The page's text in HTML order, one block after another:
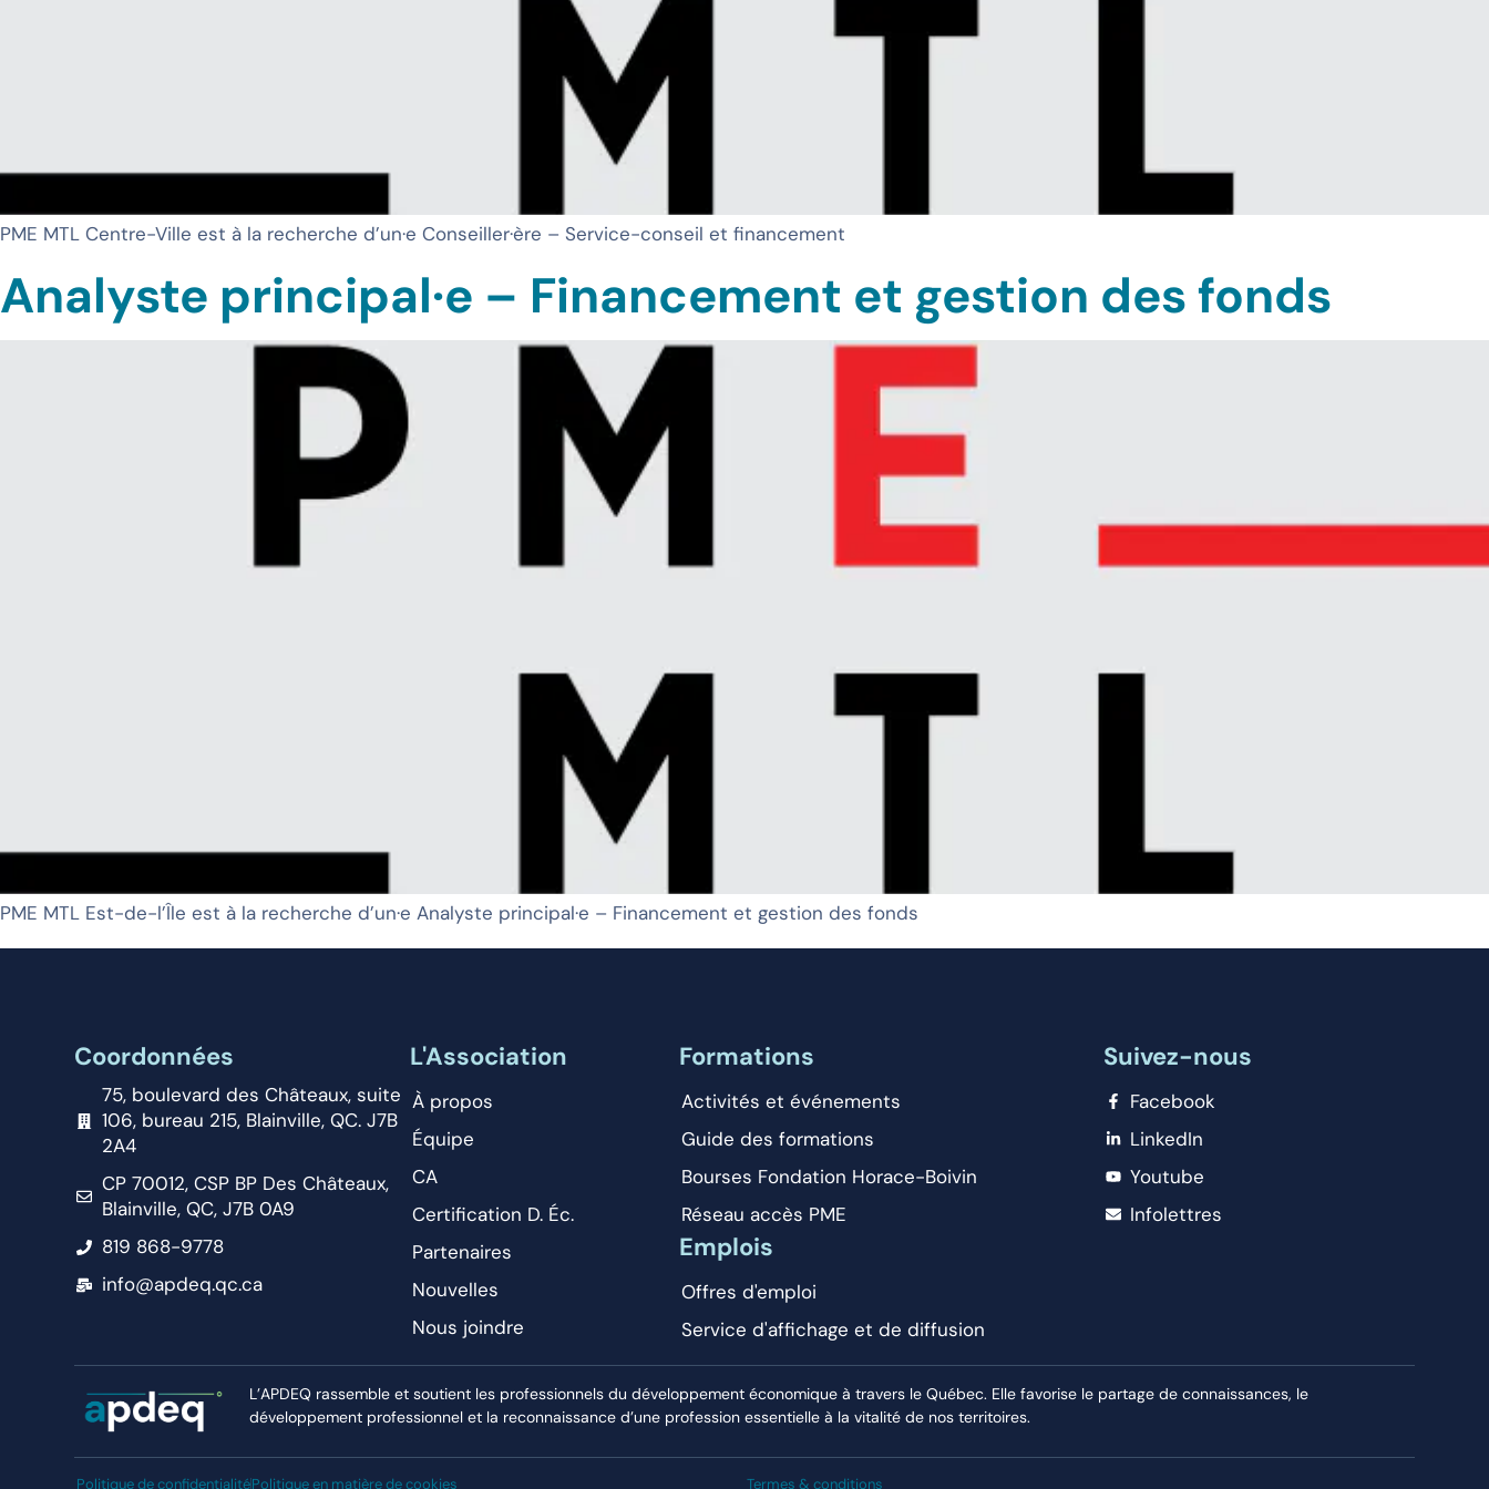
PME MTL Centre-Ville est à la recherche d’un·e Conseiller·ère – Service-conseil et financement
Analyste principal·e – Financement et gestion des fonds
PME MTL Est-de-l’Île est à la recherche d’un·e Analyste principal·e – Financement et gestion des fonds
Coordonnées
75, boulevard des Châteaux, suite
106, bureau 215, Blainville, QC. J7B
2A4
CP 70012, CSP BP Des Châteaux,
Blainville, QC, J7B 0A9
819 868-9778
info@apdeq.qc.ca
L'Association
À propos
Équipe
CA
Certification D. Éc.
Partenaires
Nouvelles
Nous joindre
Formations
Activités et événements
Guide des formations
Bourses Fondation Horace-Boivin
Réseau accès PME
Emplois
Offres d'emploi
Service d'affichage et de diffusion
Suivez-nous
Facebook
LinkedIn
Youtube
Infolettres
L’APDEQ rassemble et soutient les professionnels du développement économique à travers le Québec. Elle favorise le partage de connaissances, le
développement professionnel et la reconnaissance d’une profession essentielle à la vitalité de nos territoires.
Politique de confidentialitéPolitique en matière de cookies Termes & conditions